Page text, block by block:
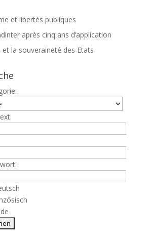
et libertés publiques
après cinq ans d’application
et la souveraineté des Etats